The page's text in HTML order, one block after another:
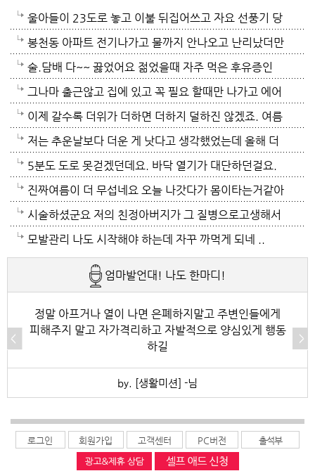
울아들이 23도로 놓고 이불 뒤집어쓰고 자요 선풍기 당
연 틀어져있고 에휴
봉천동 아파트 전기나가고 물까지 안나오고 난리났더만
요. 어제 뉴스나오데요.진짜지 이젠 여름이 살기 더 힘
들걸로 보이네요. 다들 에어컨 밤새 돌리고하니요. 저는
12시부터 밤 열시까지만 돌리고 에어컨끄고 선풍기 두
대로 교대로 키고 자네요.
술.담배 다~~ 끓었어요 젊었을때 자주 먹은 후유증인
가? 나이먹어서 생고생중 입니다 ㅠㅠㅠㅠ
그나마 출근않고 집에 있고 꼭 필요 할때만 나가고 에어
컨 켜고 있으니 그나마 잘 견디고 있네요 이렇게 에어컨
이 가열되면 지구 온도는 더 올라 갈 것이고 전력은 더
모자날것이고 악순환이죠 그러게요 이제는 변압기 과부
하로 정전이 될까봐 제일 무섭기도 합니다
이제 갈수록 더위가 더하면 더하지 덜하진 않겠죠. 여름
만 없음 좋겠어요. 여름이 무서워요.ㅎ 겨울엔 추움 옷
이래도 껴입고 집에 가만있음 되는데 ..여름은 집을나가
기가 겁나요. 장대비가 한바탕 퍼부움 좋겠네요.
저는 추운날보다 더운 게 낫다고 생각했었는데 올해 더
위는 난생처음 겪는 거라 적응이 안되네요. 제발 비가 쏟
아져서 기온이 내려가면 좋겠어요.
5분도 도로 못걷겠던데요. 바닥 열기가 대단하던걸요.
지하도로 들어가서 병원근처서 또다시 지상으로 올라와
병원갔네요. 두군데를 가느라고 어제그랬죠. 엔간하면
밖에 나가지마요. 쓰러져요.ㅎ쿠팡에서 배달시키고 집
에있는걸로 저도 해결하네요. 처서가 23일이네요. 비좀
왔음 좋겠어요.근대 당분간 비소식이 없더라구요. 내일
부터 중부지방은 더위가 좀 주춤한다 일기예보서 그러
긴하데요. 좀만 참으면 되겠지요. 에어컨 없는집 어찌사
오고 난리도 아니더만요. 아파트는 그래서 저는 싫어요.
진짜여름이 더 무섭네요 오늘 나갓다가 몸이타는거같아
택시타고 왔어요 당분간 안나가야겠어요 처서가 되면
햇빛도 덜따갑고 더위도 한풀꺽이던데 이러다가 여름나
라로 변할수도 있겠어요 쿠팡에 바람나오는 팬달린 조
끼팔던데 그거는 오래는 사용이안되겠지요 태풍이라도
불어 이 열기를 식혀주먼 좋겠어요 살다가 태풍기다리
기는 처음이네요
시술하셨군요 저의 친정아버지가 그 질병으로고생해서
저도 좀 압니다 남자들이 나이먹음 잘 걸리는병이죠 여
자들이 방광염에 자주 걸리듯이 그병도 재발이 잦은편
이여서 조심하셔야 할거에요 남편분 술 좋아하시나요
보통 술많이 드시는분이 오는 질병인데 저의 아버지가
술고래였거든요
모발관리 나도 시작해야 하는데 자꾸 까먹게 되네 ..
엄마발언대! 나도 한마디!
정말 아프거나 열이 나면 은폐하지말고 주변인들에게
피해주지 말고 자가격리하고 자발적으로 양심있게 행동
하길
by. [생활미션] -님
로그인 회원가입 고객센터 PC버전 출석부